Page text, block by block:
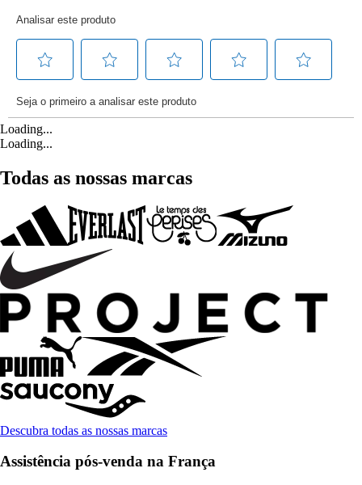
Loading...
Loading...
Todas as nossas marcas
Descubra todas as nossas marcas
Assistência pós-venda na França